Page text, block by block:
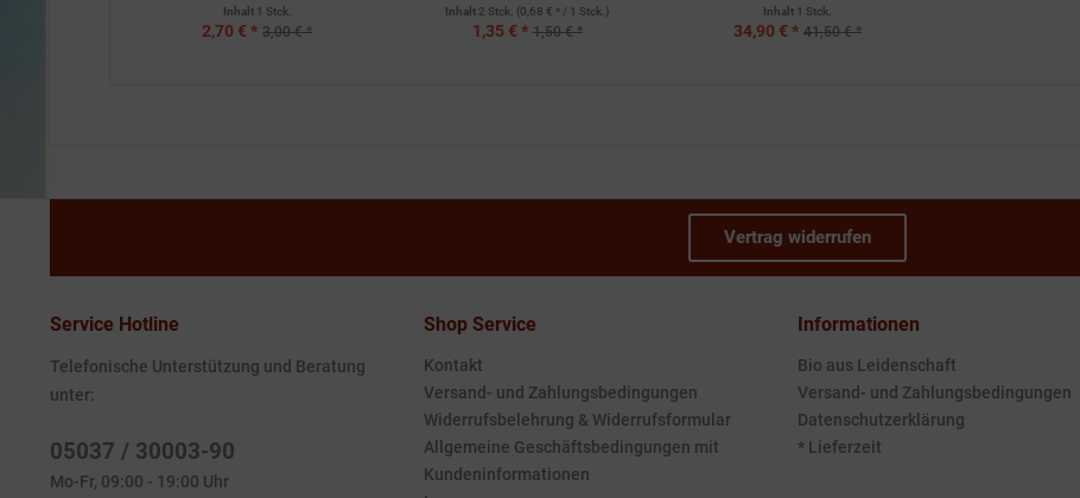
Inhalt 1 Stck.
2,70 € * 3,00 € *
Inhalt 2 Stck. (0,68 € * / 1 Stck.)
1,35 € * 1,50 € *
Inhalt 1 Stck.
34,90 € * 41,50 € *
Vertrag widerrufen
Service Hotline
Telefonische Unterstützung und Beratung
unter:
05037 / 30003-90
Mo-Fr, 09:00 - 19:00 Uhr
Shop Service
Kontakt
Versand- und Zahlungsbedingungen
Widerrufsbelehrung & Widerrufsformular
Allgemeine Geschäftsbedingungen mit
Kundeninformationen
Informationen
Bio aus Leidenschaft
Versand- und Zahlungsbedingungen
Datenschutzerklärung
* Lieferzeit